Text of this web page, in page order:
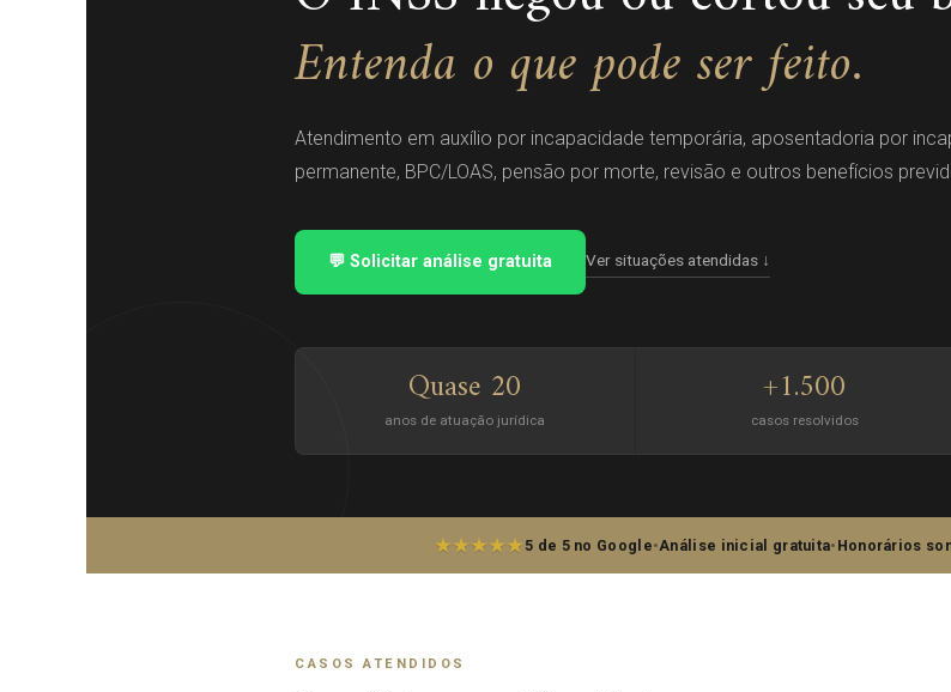
Entenda o que pode ser feito.
Atendimento em auxílio por incapacidade temporária, aposentadoria por
permanente, BPC/LOAS, pensão por morte, revisão e outros benefícios
💬 Solicitar análise gratuita Ver situações atendidas ↓
Quase 20
anos de atuação jurídica
+1.500
casos resolvidos
★★★★★ 5 de 5 no Google•Análise inicial gratuita• Honorários
CASOS ATENDIDOS